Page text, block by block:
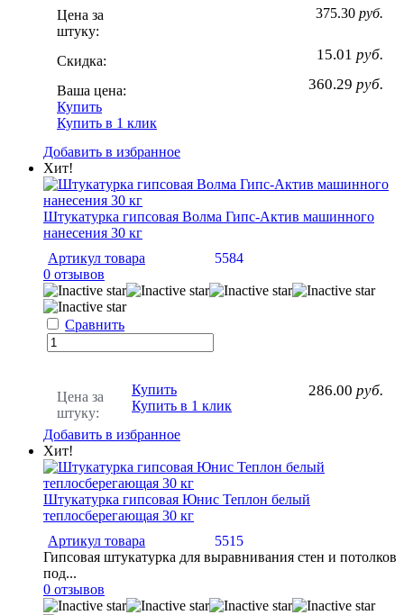
Цена за
штуку:
375.30 руб.
Скидка: 15.01 руб.
Ваша цена: 360.29 руб.
Купить
Купить в 1 клик
Добавить в избранное
Хит!
Штукатурка гипсовая Волма Гипс-Актив машинного
нанесения 30 кг
Артикул товара
5584
0 отзывов
Сравнить
Цена за
штуку:
286.00 руб.
Купить
Купить в 1 клик
Добавить в избранное
Хит!
Штукатурка гипсовая Юнис Теплон белый
теплосберегающая 30 кг
Артикул товара
5515
Гипсовая штукатурка для выравнивания стен и потолков
под...
0 отзывов